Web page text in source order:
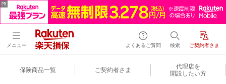
メニュー よくあるご質問 検索 ご契約者さま
保険商品一覧 ご契約者さま
代理店を
開設したい方